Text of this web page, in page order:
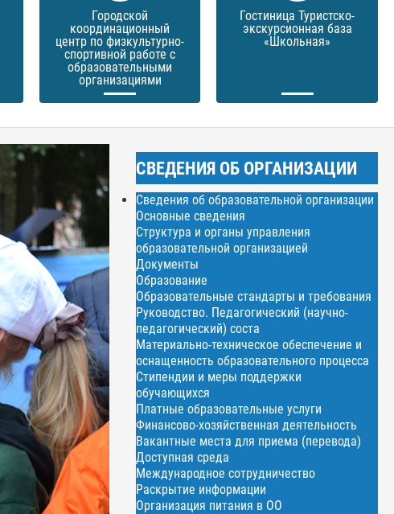
Городской
координационный
центр по физкультурно-
спортивной работе с
образовательными
организациями
Гостиница Туристско-
экскурсионная база
«Школьная»
СВЕДЕНИЯ ОБ ОРГАНИЗАЦИИ
Сведения об образовательной организации
Основные сведения
Структура и органы управления
образовательной организацией
Документы
Образование
Образовательные стандарты и требования
Руководство. Педагогический (научно-
педагогический) соста
Материально-техническое обеспечение и
оснащенность образовательного процесса
Стипендии и меры поддержки
обучающихся
Платные образовательные услуги
Финансово-хозяйственная деятельность
Вакантные места для приема (перевода)
Доступная среда
Международное сотрудничество
Раскрытие информации
Организация питания в ОО